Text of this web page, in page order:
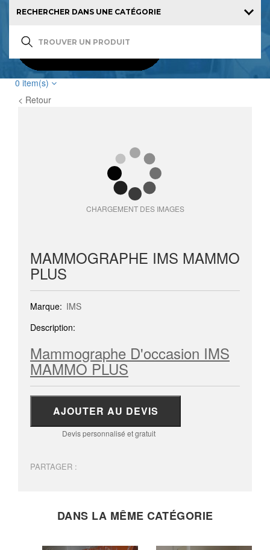
0 item(s)
< Retour
CHARGEMENT DES IMAGES
MAMMOGRAPHE IMS MAMMO
PLUS
Marque: IMS
Description:
Mammographe D'occasion IMS
MAMMO PLUS
AJOUTER AU DEVIS
Devis personnalisé et gratuit
PARTAGER :
DANS LA MÊME CATÉGORIE